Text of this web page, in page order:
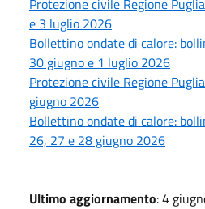
e 3 luglio 2026
Bollettino ondate di calore:
30 giugno e 1 luglio 2026
Protezione civile Regione
giugno 2026
Bollettino ondate di calore:
26, 27 e 28 giugno 2026
Ultimo aggiornamento: 4